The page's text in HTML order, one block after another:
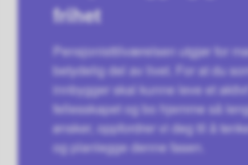
frihet
Pensjonisttilværelsen utgjør for
betydelig del av livet. For at du
innbygger skal kunne leve et aktivt
fellesskapet og bo hjemme så
ønsker, oppfordrer vi deg til å
og planlegge denne fasen.